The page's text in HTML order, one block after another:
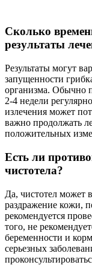
Сколько
результаты
Результаты могут
запущенности
организма. Обычно
2-4 недели
излечения может
важно продолжать
положительных
Есть ли
чистотела?
Да, чистотел может
раздражение кожи,
рекомендуется
того, не
беременности и
серьезных